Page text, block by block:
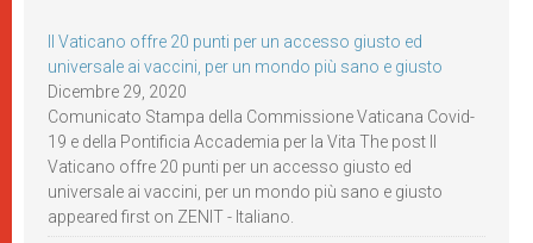
Il Vaticano offre 20 punti per un accesso giusto ed
universale ai vaccini, per un mondo più sano e giusto
Dicembre 29, 2020
Comunicato Stampa della Commissione Vaticana Covid-
19 e della Pontificia Accademia per la Vita The post Il
Vaticano offre 20 punti per un accesso giusto ed
universale ai vaccini, per un mondo più sano e giusto
appeared first on ZENIT - Italiano.